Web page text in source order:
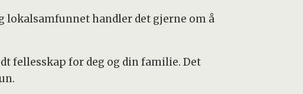
handler det gjerne om å
fellesskap for deg og din familie. Det